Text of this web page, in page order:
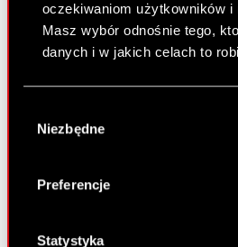
oczekiwaniom użytkowników i
Masz wybór odnośnie tego,
danych i w jakich celach to
lokalizacji geograficznej z
Identyfikować Twoje
analizując
palca)
zgody
Niezbędne
Preferencje
Statystyka
O CD PROJEKT
Grupa Kapitałowa
Inwestorzy
Kariera